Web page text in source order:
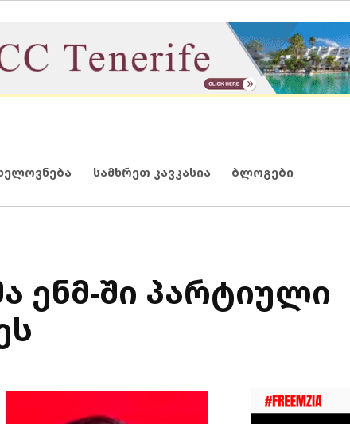
სამხრეთ კავკასია ბლოგები
ენმ-ში პარტიული